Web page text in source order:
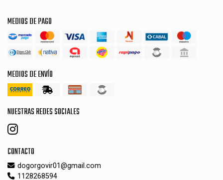
MEDIOS DE PAGO
MEDIOS DE ENVÍO
NUESTRAS REDES SOCIALES
CONTACTO
dogorgovir01@gmail.com
1128268594